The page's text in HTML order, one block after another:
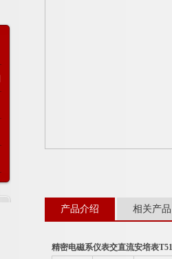
产品介绍 相关产品
精密电磁系仪表交直流安培表